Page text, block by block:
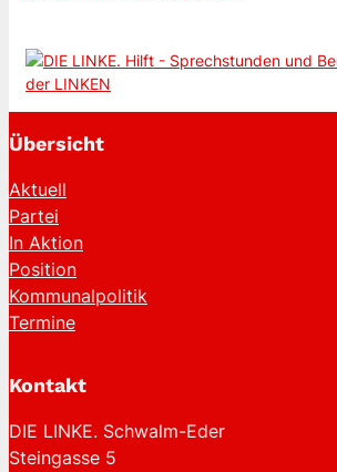
Übersicht
Aktuell
Partei
In Aktion
Position
Kommunalpolitik
Termine
Kontakt
DIE LINKE. Schwalm-Eder
Steingasse 5